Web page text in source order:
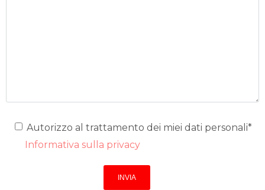
Autorizzo al trattamento dei miei dati personali*
Informativa sulla privacy